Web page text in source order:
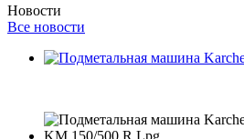
Новости
Все новости